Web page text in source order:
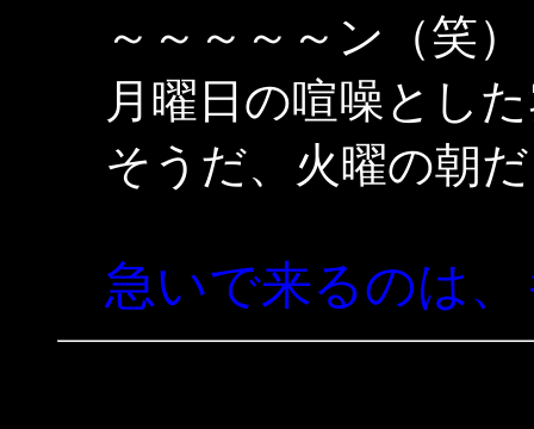
～～～～～ン（笑）
月曜日の喧噪とし
そうだ、火曜の朝
急いで来るのは